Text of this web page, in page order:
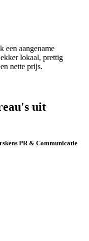
een aangename
lokaal, prettig
nette prijs.
uit
PR & Communicatie